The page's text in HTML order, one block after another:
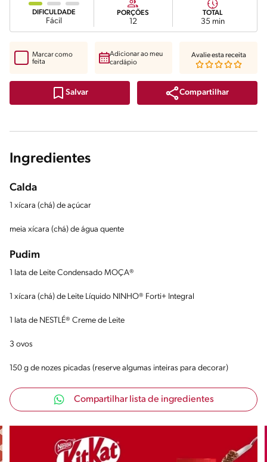
DIFICULDADE
Fácil
PORÇÕES
12
TOTAL
35 min
Salvar Compartilhar
Marcar como
feita
Adicionar ao meu
cardápio
Avalie esta receita
Ingredientes
Calda
1 xícara (chá) de açúcar
meia xícara (chá) de água quente
Pudim
1 lata de Leite Condensado MOÇA®
1 xícara (chá) de Leite Líquido NINHO® Forti+ Integral
1 lata de NESTLÉ® Creme de Leite
3 ovos
150 g de nozes picadas (reserve algumas inteiras para decorar)
Compartilhar lista de ingredientes